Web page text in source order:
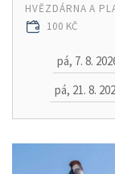
HVĚZDÁRNA A
100 KČ
pá, 7. 8.
pá, 21. 8.